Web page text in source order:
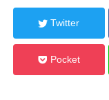
Twitter
Pocket